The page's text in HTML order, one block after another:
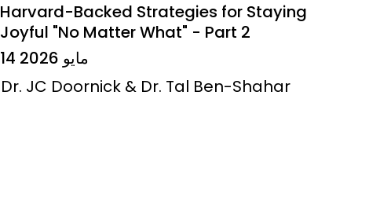
Harvard-Backed Strategies for Staying
Joyful "No Matter What" - Part 2
14 مايو 2026
Dr. JC Doornick & Dr. Tal Ben-Shahar